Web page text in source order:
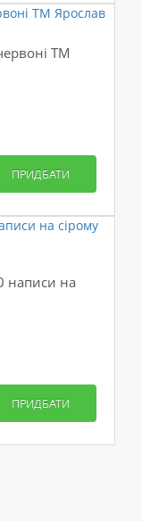
ТМ
ПРИДБАТИ
написи на
ПРИДБАТИ